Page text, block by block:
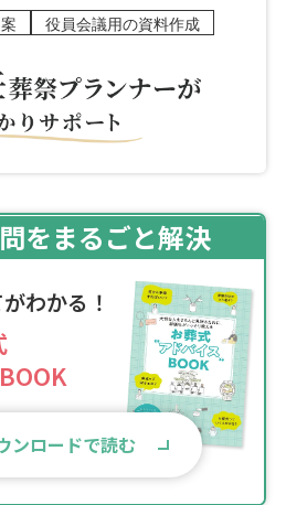
役員会議用の資料作成
をまるごと解決
わかる！
ンロードで読む